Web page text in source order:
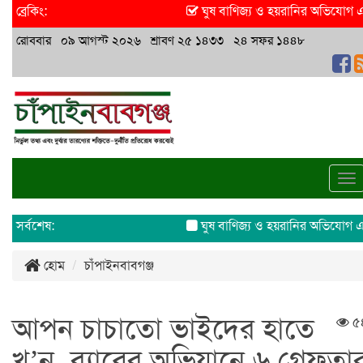
ব্রেকিং: ঘুষ বাণিজ্য ও হয়রানির অভিযোগ
রোববার ০৯ আগস্ট ২০২৬ শ্রাবণ ২৫ ১৪৩৩ ২৪ সফর ১৪৪৮
সর্বশেষ:
ঘুষ বাণিজ্য ও হয়রানির অভিযোগ
হোম চাঁপাইনবাবগঞ্জ
আপন চাচাতো ভাইদের হাতে